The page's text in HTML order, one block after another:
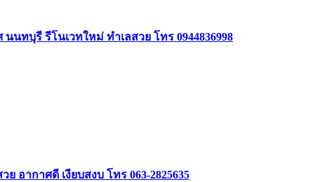
ทบุรี รีโนเวทใหม่ ทำเลสวย โทร 0944836998
อากาศดี เงียบสงบ โทร 063-2825635